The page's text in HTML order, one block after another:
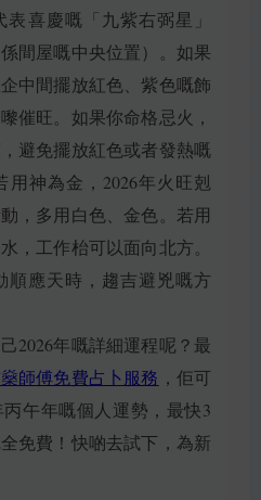
喜慶嘅「九紫右弼星」
間屋嘅中央位置）。如果
中間擺放紅色、紫色嘅飾
催旺。如果你命格忌火，
避免擺放紅色或者發熱嘅
神為金，2026年火旺剋
，多用白色、金色。若用
，工作枱可以面向北方。
順應天時，趨吉避兇嘅方
2026年嘅詳細運程呢？最
師傅免費占卜服務 ，佢可
午年嘅個人運勢，最快3
免費！快啲去試下，為新